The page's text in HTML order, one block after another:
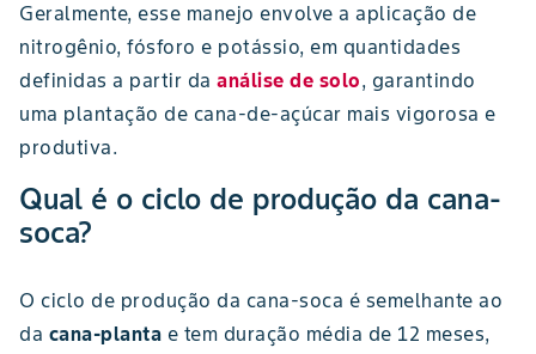
Geralmente, esse manejo envolve a aplicação de
nitrogênio, fósforo e potássio, em quantidades
definidas a partir da análise de solo, garantindo
uma plantação de cana-de-açúcar mais vigorosa e
produtiva.
Qual é o ciclo de produção da cana-
soca?
O ciclo de produção da cana-soca é semelhante ao
da cana-planta e tem duração média de 12 meses,